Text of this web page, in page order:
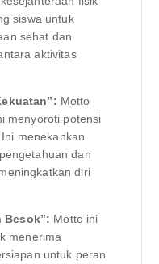
siswa untuk
sehat dan
aktivitas
Motto
menyoroti potensi
menekankan
dan
diri
Besok”: Motto ini
menerima
untuk peran